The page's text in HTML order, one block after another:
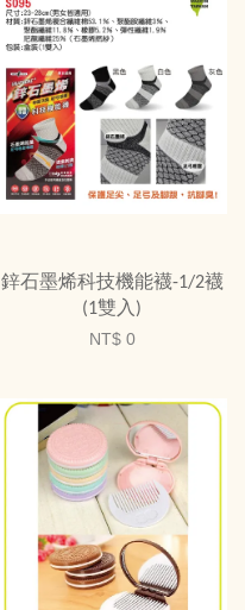
鋅石墨烯科技機能襪-1/2襪
(1雙入)
NT$ 0